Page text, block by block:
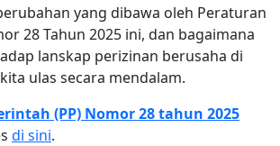
yang dibawa oleh Peraturan
28 Tahun 2025 ini, dan bagaimana
lanskap perizinan berusaha di
ulas secara mendalam.
(PP) Nomor 28 tahun 2025
di sini.